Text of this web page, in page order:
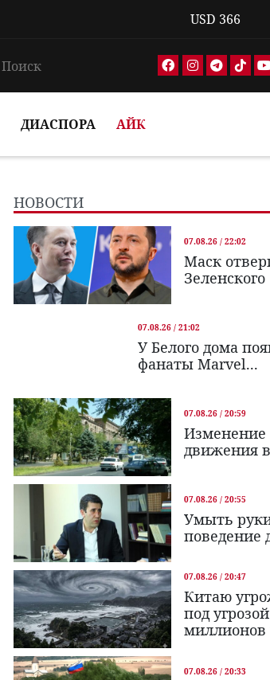
USD 366
ДИАСПОРА АЙК
НОВОСТИ
07.08.26 / 22:02
Маск
Зеленского
07.08.26 / 21:02
У Белого дома
фанаты Marvel...
07.08.26 / 20:59
Изменение
движения
07.08.26 / 20:55
Умыть
поведение
07.08.26 / 20:47
Китаю
под
миллионов
07.08.26 / 20:33